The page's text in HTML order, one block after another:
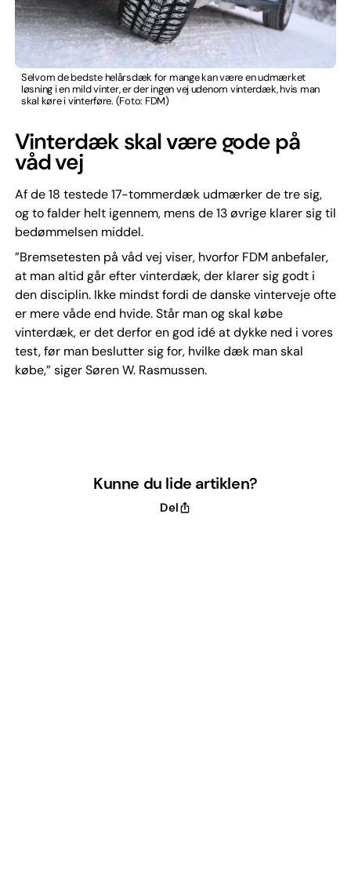
Selvom de bedste helårsdæk for mange kan være en udmærket
løsning i en mild vinter, er der ingen vej udenom vinterdæk, hvis man
skal køre i vinterføre. (Foto: FDM)
Vinterdæk skal være gode på
våd vej
Af de 18 testede 17-tommerdæk udmærker de tre sig,
og to falder helt igennem, mens de 13 øvrige klarer sig til
bedømmelsen middel.
”Bremsetesten på våd vej viser, hvorfor FDM anbefaler,
at man altid går efter vinterdæk, der klarer sig godt i
den disciplin. Ikke mindst fordi de danske vinterveje ofte
er mere våde end hvide. Står man og skal købe
vinterdæk, er det derfor en god idé at dykke ned i vores
test, før man beslutter sig for, hvilke dæk man skal
købe,” siger Søren W. Rasmussen.
Kunne du lide artiklen?
Del